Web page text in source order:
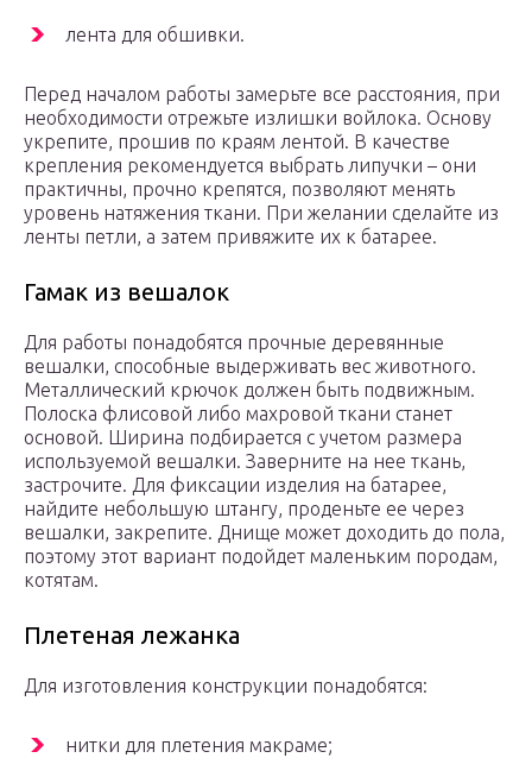
лента для обшивки.
Перед началом работы замерьте все расстояния, при
необходимости отрежьте излишки войлока. Основу
укрепите, прошив по краям лентой. В качестве
крепления рекомендуется выбрать липучки – они
практичны, прочно крепятся, позволяют менять
уровень натяжения ткани. При желании сделайте из
ленты петли, а затем привяжите их к батарее.
Гамак из вешалок
Для работы понадобятся прочные деревянные
вешалки, способные выдерживать вес животного.
Металлический крючок должен быть подвижным.
Полоска флисовой либо махровой ткани станет
основой. Ширина подбирается с учетом размера
используемой вешалки. Заверните на нее ткань,
застрочите. Для фиксации изделия на батарее,
найдите небольшую штангу, проденьте ее через
вешалки, закрепите. Днище может доходить до пола,
поэтому этот вариант подойдет маленьким породам,
котятам.
Плетеная лежанка
Для изготовления конструкции понадобятся:
нитки для плетения макраме;